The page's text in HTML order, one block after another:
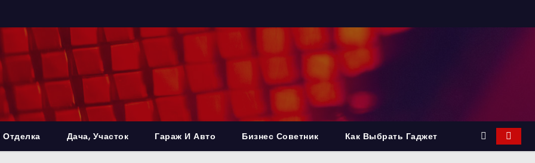
Дача, Участок Гараж И Авто Бизнес Советник Как Выбрать Гаджет